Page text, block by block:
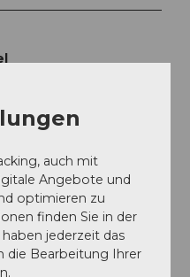
auch mit
Angebote und
optimieren zu
finden Sie in der
jederzeit das
die Bearbeitung Ihrer